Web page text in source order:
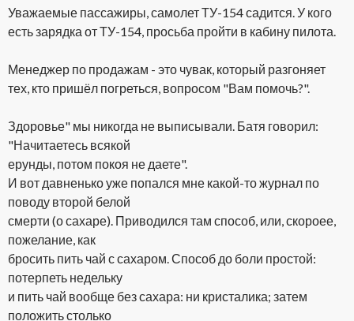
Уважаемые пассажиры, самолет ТУ-154 садится. У кого
есть зарядка от ТУ-154, просьба пройти в кабину пилота.
Менеджер по продажам - это чувак, который разгоняет
тех, кто пришёл погреться, вопросом "Вам помочь?".
Здоровье" мы никогда не выписывали. Батя говорил:
"Начитаетесь всякой
ерунды, потом покоя не даете".
И вот давненько уже попался мне какой-то журнал по
поводу второй белой
смерти (о сахаре). Приводился там способ, или, скороее,
пожелание, как
бросить пить чай с сахаром. Способ до боли простой:
потерпеть недельку
и пить чай вообще без сахара: ни кристалика; затем
положить столько